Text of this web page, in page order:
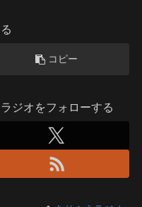
コピー
ジオをフォローする